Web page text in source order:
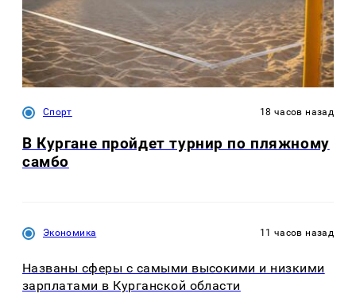
Спорт 18 часов назад
В Кургане пройдет турнир по пляжному
самбо
Экономика 11 часов назад
Названы сферы с самыми высокими и низкими
зарплатами в Курганской области